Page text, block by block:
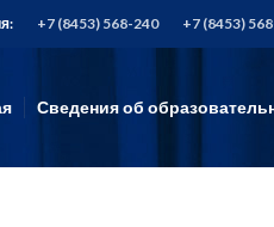
+7 (8453) 568-240 +7 (8453)
Сведения об